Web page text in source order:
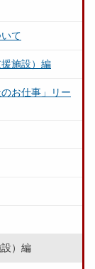
て
施設）編
お仕事」リー
）編